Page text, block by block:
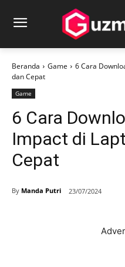
Beranda Game
6 Cara
dan Cepat
Game
6 Cara
Impact di
Cepat
By Manda Putri 23/07/2024